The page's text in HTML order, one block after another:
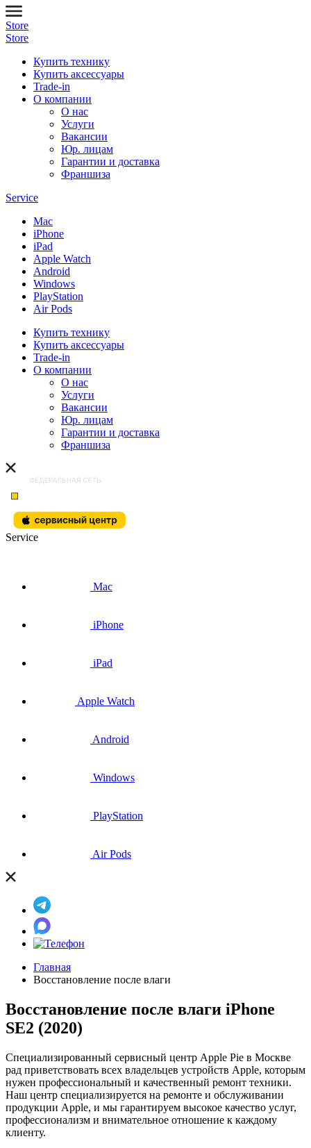
Store
Store
Купить технику
Купить аксессуары
Trade-in
О компании
О нас
Услуги
Вакансии
Юр. лицам
Гарантии и доставка
Франшиза
Service
Mac
iPhone
iPad
Apple Watch
Android
Windows
PlayStation
Air Pods
Купить технику
Купить аксессуары
Trade-in
О компании
О нас
Услуги
Вакансии
Юр. лицам
Гарантии и доставка
Франшиза
Service
Mac
iPhone
iPad
Apple Watch
Android
Windows
PlayStation
Air Pods
Главная
Восстановление после влаги
Восстановление после влаги iPhone
SE2 (2020)
Специализированный сервисный центр Apple Pie в Москве
рад приветствовать всех владельцев устройств Apple, которым
нужен профессиональный и качественный ремонт техники.
Наш центр специализируется на ремонте и обслуживании
продукции Apple, и мы гарантируем высокое качество услуг,
профессионализм и внимательное отношение к каждому
клиенту.